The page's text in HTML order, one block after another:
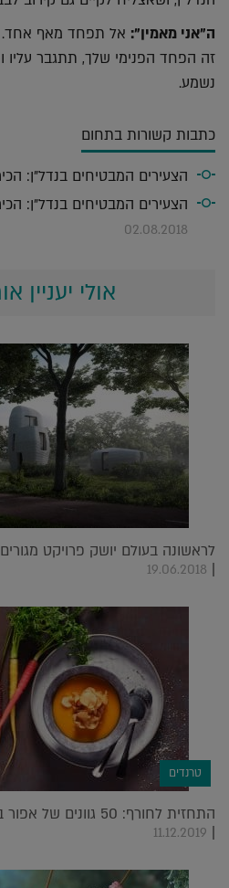
ה"אני מאמין": אל תפחד מאף אחד.
זה הפחד הפנימי שלך, תתגבר עליו
נשמע.
כתבות קשורות בתחום
הצעירים המבטיחים בנדל"ן:
הצעירים המבטיחים בנדל"ן:
02.08.2018
אולי יעניין
לראשונה בעולם יושק פרויקט
|
19.06.2018
טרנדים
התחזית לחורף: 50
|
11.12.2019